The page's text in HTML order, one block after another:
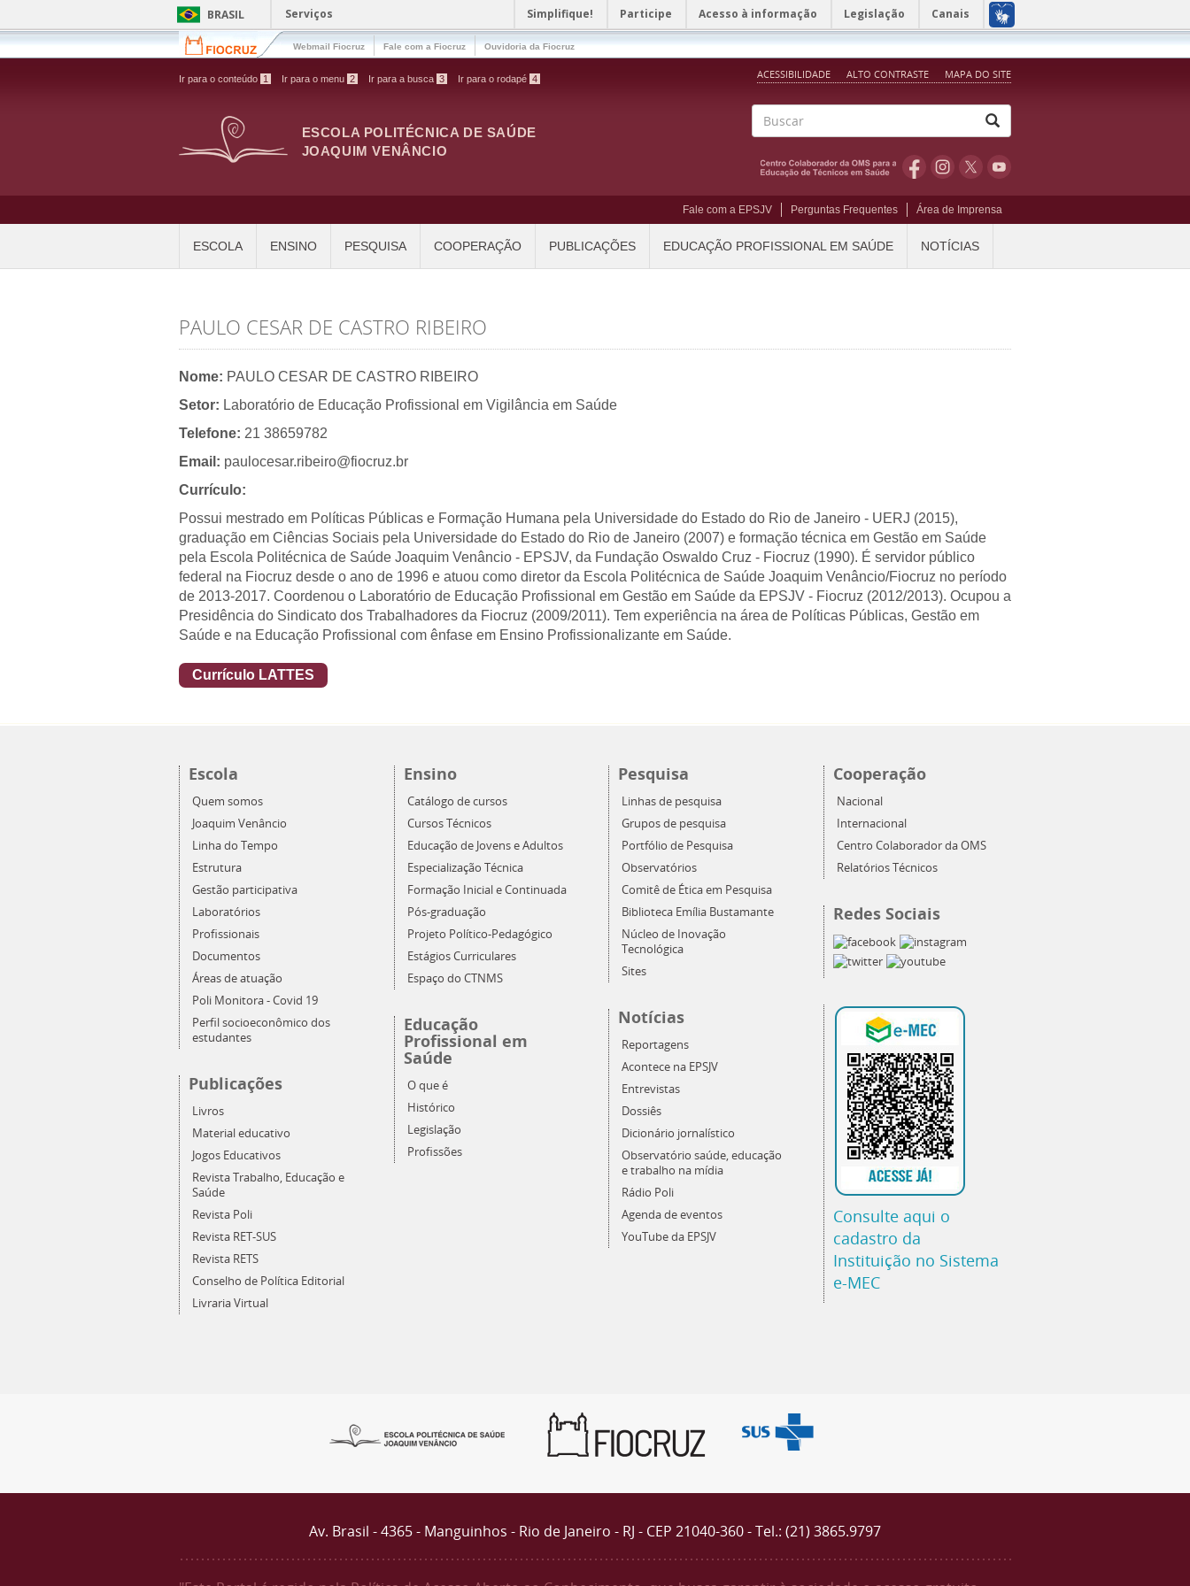
Pular para o conteúdo principal BRASIL Serviços Simplifique! Participe Acesso à informação Legislação Canais
Webmail Fiocruz Fale com a Fiocruz Ouvidoria da Fiocruz
Ir para o conteúdo 1 Ir para o menu 2 Ir para a busca 3 Ir para o rodapé 4 ACESSIBILIDADE ALTO CONTRASTE MAPA DO SITE
ESCOLA POLITÉCNICA DE SAÚDE
JOAQUIM VENÂNCIO
Fale com a EPSJV Perguntas Frequentes Área de Imprensa
ESCOLA ENSINO PESQUISA COOPERAÇÃO PUBLICAÇÕES EDUCAÇÃO PROFISSIONAL EM SAÚDE NOTÍCIAS
PAULO CESAR DE CASTRO RIBEIRO
Nome: PAULO CESAR DE CASTRO RIBEIRO
Setor: Laboratório de Educação Profissional em Vigilância em Saúde
Telefone: 21 38659782
Email: paulocesar.ribeiro@fiocruz.br
Currículo:
Possui mestrado em Políticas Públicas e Formação Humana pela Universidade do Estado do Rio de Janeiro - UERJ (2015),
graduação em Ciências Sociais pela Universidade do Estado do Rio de Janeiro (2007) e formação técnica em Gestão em Saúde
pela Escola Politécnica de Saúde Joaquim Venâncio - EPSJV, da Fundação Oswaldo Cruz - Fiocruz (1990). É servidor público
federal na Fiocruz desde o ano de 1996 e atuou como diretor da Escola Politécnica de Saúde Joaquim Venâncio/Fiocruz no período
de 2013-2017. Coordenou o Laboratório de Educação Profissional em Gestão em Saúde da EPSJV - Fiocruz (2012/2013). Ocupou a
Presidência do Sindicato dos Trabalhadores da Fiocruz (2009/2011). Tem experiência na área de Políticas Públicas, Gestão em
Saúde e na Educação Profissional com ênfase em Ensino Profissionalizante em Saúde.
Currículo LATTES
Escola
Quem somos
Joaquim Venâncio
Linha do Tempo
Estrutura
Gestão participativa
Laboratórios
Profissionais
Documentos
Áreas de atuação
Poli Monitora - Covid 19
Perfil socioeconômico dos
estudantes
Publicações
Livros
Material educativo
Jogos Educativos
Revista Trabalho, Educação e
Saúde
Revista Poli
Revista RET-SUS
Revista RETS
Conselho de Política Editorial
Livraria Virtual
Ensino
Catálogo de cursos
Cursos Técnicos
Educação de Jovens e Adultos
Especialização Técnica
Formação Inicial e Continuada
Pós-graduação
Projeto Político-Pedagógico
Estágios Curriculares
Espaço do CTNMS
Educação
Profissional em
Saúde
O que é
Histórico
Legislação
Profissões
Pesquisa
Linhas de pesquisa
Grupos de pesquisa
Portfólio de Pesquisa
Observatórios
Comitê de Ética em Pesquisa
Biblioteca Emília Bustamante
Núcleo de Inovação
Tecnológica
Sites
Notícias
Reportagens
Acontece na EPSJV
Entrevistas
Dossiês
Dicionário jornalístico
Observatório saúde, educação
e trabalho na mídia
Rádio Poli
Agenda de eventos
YouTube da EPSJV
Cooperação
Nacional
Internacional
Centro Colaborador da OMS
Relatórios Técnicos
Redes Sociais
Consulte aqui o
cadastro da
Instituição no Sistema
e-MEC
Av. Brasil - 4365 - Manguinhos - Rio de Janeiro - RJ - CEP 21040-360 - Tel.: (21) 3865.9797